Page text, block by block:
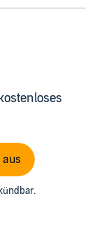
aus